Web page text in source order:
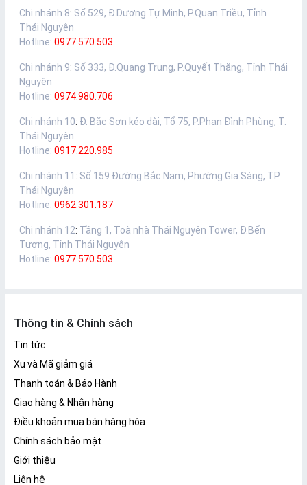
Chi nhánh 8: Số 529, Đ.Dương Tự Minh, P.Quan Triều, Tỉnh
Thái Nguyên
Hotline: 0977.570.503
Chi nhánh 9: Số 333, Đ.Quang Trung, P.Quyết Thắng, Tỉnh Thái
Nguyên
Hotline: 0974.980.706
Chi nhánh 10: Đ. Bắc Sơn kéo dài, Tổ 75, P.Phan Đình Phùng, T.
Thái Nguyên
Hotline: 0917.220.985
Chi nhánh 11 : Số 159 Đường Bắc Nam, Phường Gia Sàng, TP.
Thái Nguyên
Hotline: 0962.301.187
Chi nhánh 12: Tầng 1, Toà nhà Thái Nguyên Tower, Đ.Bến
Tượng, Tỉnh Thái Nguyên
Hotline: 0977.570.503
Thông tin & Chính sách
Tin tức
Xu và Mã giảm giá
Thanh toán & Bảo Hành
Giao hàng & Nhận hàng
Điều khoản mua bán hàng hóa
Chính sách bảo mật
Giới thiệu
Liên hệ